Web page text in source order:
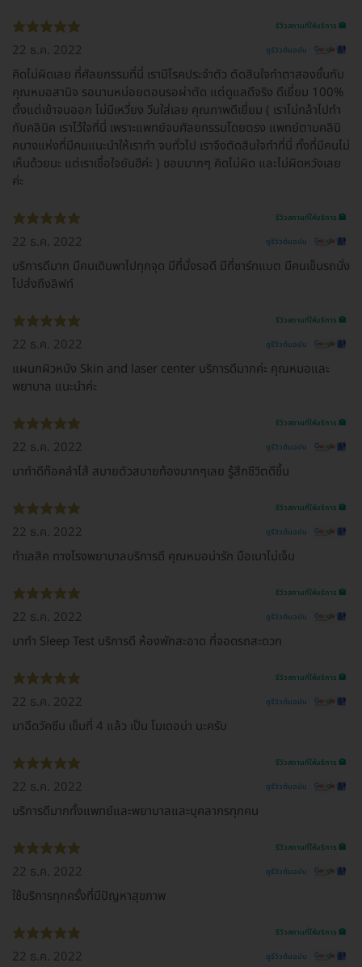
รีวิวสถานที่ให้บริการ 🏥
22 ธ.ค. 2022 ดูรีวิวต้นฉบับ
คิดไม่ผิดเลย ที่ศัลยกรรมที่นี่ เรามีโรคประจำตัว ตัดสินใจทำตาสองชั้นกับ
คุณหมอสานิจ รอนานหน่อยตอนรอผ่าตัด แต่ดูแลดีจริง ดีเยี่ยม 100%
ตั้งแต่เข้าจนออก ไม่มีเหวี่ยง วีนใส่เลย คุณภาพดีเยี่ยม ( เราไม่กล้าไปทำ
กับคลินิค เราไว้ใจที่นี่ เพราะแพทย์จบศัลยกรรมโดยตรง แพทย์ตามคลินิ
คบางแห่งที่มีคนแนะนำให้เราทำ จบทั่วไป เราจึงตัดสินใจทำที่นี่ ทั้งที่มีคนไม่
เห็นด้วยนะ แต่เราเชื่อใจยันฮีค่ะ ) ชอบมากๆ คิดไม่ผิด และไม่ผิดหวังเลย
ค่ะ
รีวิวสถานที่ให้บริการ 🏥
22 ธ.ค. 2022 ดูรีวิวต้นฉบับ
บริการดีมาก มีคนเดินพาไปทุกจุด มีที่นั่งรอดี มีที่ชาร์ทแบต มีคนเข็นรถนั่ง
ไปส่งถึงลิฟท์
รีวิวสถานที่ให้บริการ 🏥
22 ธ.ค. 2022 ดูรีวิวต้นฉบับ
แผนกผิวหนัง Skin and laser center บริการดีมากค่ะ คุณหมอและ
พยาบาล แนะนำค่ะ
รีวิวสถานที่ให้บริการ 🏥
22 ธ.ค. 2022 ดูรีวิวต้นฉบับ
มาทำดีท๊อคลำไส้ สบายตัวสบายท้องมากๆเลย รู้สึกชีวิตดีขึ้น
รีวิวสถานที่ให้บริการ 🏥
22 ธ.ค. 2022 ดูรีวิวต้นฉบับ
ทำเลสิค ทางโรงพยาบาลบริการดี คุณหมอน่ารัก มือเบาไม่เจ็บ
รีวิวสถานที่ให้บริการ 🏥
22 ธ.ค. 2022 ดูรีวิวต้นฉบับ
มาทำ Sleep Test บริการดี ห้องพักสะอาด ที่จอดรถสะดวก
รีวิวสถานที่ให้บริการ 🏥
22 ธ.ค. 2022 ดูรีวิวต้นฉบับ
มาฉีดวัคซีน เข็มที่ 4 แล้ว เป็น โมเดอน่า นะครับ
รีวิวสถานที่ให้บริการ 🏥
22 ธ.ค. 2022 ดูรีวิวต้นฉบับ
บริการดีมากทั้งแพทย์และพยาบาลและบุคลากรทุกคน
รีวิวสถานที่ให้บริการ 🏥
22 ธ.ค. 2022 ดูรีวิวต้นฉบับ
ใช้บริการทุกครั้งที่มีปัญหาสุขภาพ
รีวิวสถานที่ให้บริการ 🏥
22 ธ.ค. 2022 ดูรีวิวต้นฉบับ